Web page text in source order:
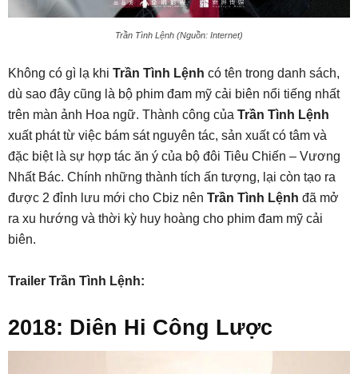
Trần Tình Lệnh (Nguồn: Internet)
Không có gì lạ khi Trần Tình Lệnh có tên trong danh sách,
dù sao đây cũng là bộ phim đam mỹ cải biên nổi tiếng nhất
trên màn ảnh Hoa ngữ. Thành công của Trần Tình Lệnh
xuất phát từ việc bám sát nguyên tác, sản xuất có tâm và
đặc biệt là sự hợp tác ăn ý của bộ đôi Tiêu Chiến – Vương
Nhất Bác. Chính những thành tích ấn tượng, lại còn tạo ra
được 2 đỉnh lưu mới cho Cbiz nên Trần Tình Lệnh đã mở
ra xu hướng và thời kỳ huy hoàng cho phim đam mỹ cải
biên.
Trailer Trần Tình Lệnh:
2018: Diên Hi Công Lược